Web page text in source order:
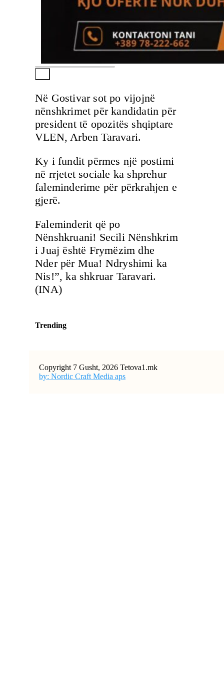
Në Gostivar sot po vijojnë
nënshkrimet për kandidatin për
president të opozitës shqiptare
VLEN, Arben Taravari.
Ky i fundit përmes një postimi
në rrjetet sociale ka shprehur
faleminderime për përkrahjen e
gjerë.
Faleminderit që po
Nënshkruani! Secili Nënshkrim
i Juaj është Frymëzim dhe
Nder për Mua! Ndryshimi ka
Nis!”, ka shkruar Taravari.
(INA)
Trending
Copyright 7 Gusht, 2026 Tetova1.mk
by: Nordic Craft Media aps